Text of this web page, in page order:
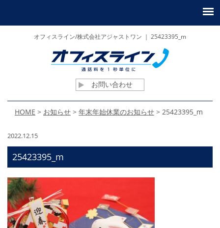
オフィスライン/株式会社アジャストワン ｜ 25423395_m
お問い合わせ
HOME > お知らせ > 年末年始休業のお知らせ > 25423395_m
2022.12.15
25423395_m